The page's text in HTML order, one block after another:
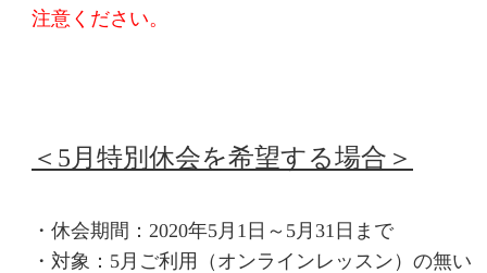
注意ください。
＜5月特別休会を希望する場合＞
・休会期間：2020年5月1日～5月31日まで
・対象：5月ご利用（オンラインレッスン）の無い